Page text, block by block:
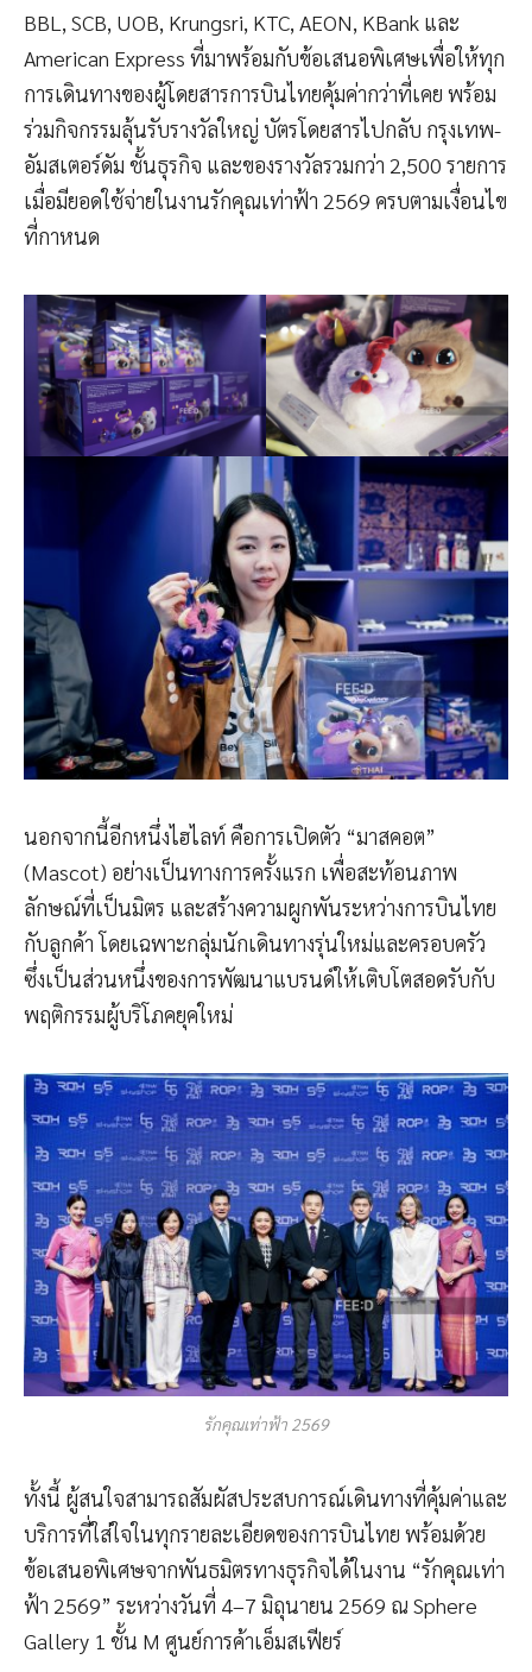
BBL, SCB, UOB, Krungsri, KTC, AEON, KBank และ
American Express ที่มาพร้อมกับข้อเสนอพิเศษเพื่อให้ทุก
การเดินทางของผู้โดยสารการบินไทยคุ้มค่ากว่าที่เคย พร้อม
ร่วมกิจกรรมลุ้นรับรางวัลใหญ่ บัตรโดยสารไปกลับ กรุงเทพ-
อัมสเตอร์ดัม ชั้นธุรกิจ และของรางวัลรวมกว่า 2,500 รายการ
เมื่อมียอดใช้จ่ายในงานรักคุณเท่าฟ้า 2569 ครบตามเงื่อนไข
ที่กาหนด
นอกจากนี้อีกหนึ่งไฮไลท์ คือการเปิดตัว “มาสคอต”
(Mascot) อย่างเป็นทางการครั้งแรก เพื่อสะท้อนภาพ
ลักษณ์ที่เป็นมิตร และสร้างความผูกพันระหว่างการบินไทย
กับลูกค้า โดยเฉพาะกลุ่มนักเดินทางรุ่นใหม่และครอบครัว
ซึ่งเป็นส่วนหนึ่งของการพัฒนาแบรนด์ให้เติบโตสอดรับกับ
พฤติกรรมผู้บริโภคยุคใหม่
รักคุณเท่าฟ้า 2569
ทั้งนี้ ผู้สนใจสามารถสัมผัสประสบการณ์เดินทางที่คุ้มค่าและ
บริการที่ใส่ใจในทุกรายละเอียดของการบินไทย พร้อมด้วย
ข้อเสนอพิเศษจากพันธมิตรทางธุรกิจได้ในงาน “รักคุณเท่า
ฟ้า 2569” ระหว่างวันที่ 4–7 มิถุนายน 2569 ณ Sphere
Gallery 1 ชั้น M ศูนย์การค้าเอ็มสเฟียร์